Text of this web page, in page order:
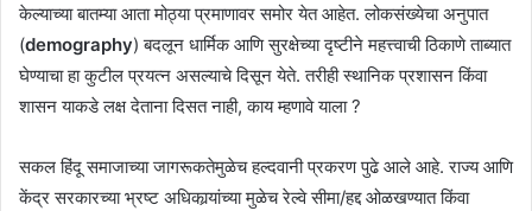
केल्याच्या बातम्या आता मोठ्या प्रमाणावर समोर येत आहेत. लोकसंख्येचा अनुपात
(demography) बदलून धार्मिक आणि सुरक्षेच्या दृष्टीने महत्त्वाची ठिकाणे ताब्यात
घेण्याचा हा कुटील प्रयत्न असल्याचे दिसून येते. तरीही स्थानिक प्रशासन किंवा
शासन याकडे लक्ष देताना दिसत नाही, काय म्हणावे याला ?
सकल हिंदू समाजाच्या जागरूकतेमुळेच हल्दवानी प्रकरण पुढे आले आहे. राज्य आणि
केंद्र सरकारच्या भ्रष्ट अधिकार्‍यांच्या मुळेच रेल्वे सीमा/हद्द ओळखण्यात किंवा